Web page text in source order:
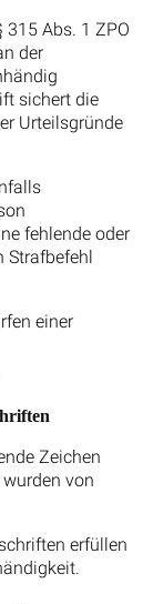
315 Abs. 1 ZPO
der
sichert die
Urteilsgründe
fehlende oder
einer
Zeichen
von
erfüllen